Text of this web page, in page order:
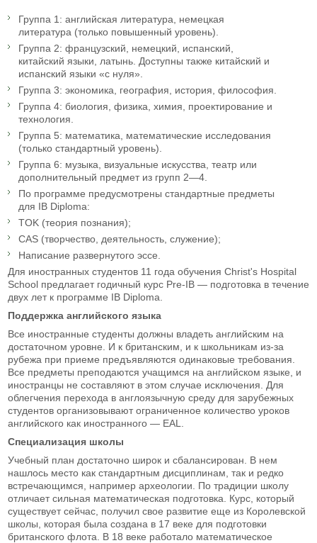
Группа 1: английская литература, немецкая
литература (только повышенный уровень).
Группа 2: французский, немецкий, испанский,
китайский языки, латынь. Доступны также китайский и
испанский языки «с нуля».
Группа 3: экономика, география, история, философия.
Группа 4: биология, физика, химия, проектирование и
технология.
Группа 5: математика, математические исследования
(только стандартный уровень).
Группа 6: музыка, визуальные искусства, театр или
дополнительный предмет из групп 2—4.
По программе предусмотрены стандартные предметы
для IB Diploma:
TOK (теория познания);
CAS (творчество, деятельность, служение);
Написание развернутого эссе.
Для иностранных студентов 11 года обучения Christ's Hospital
School предлагает годичный курс Pre-IB — подготовка в течение
двух лет к программе IB Diploma.
Поддержка английского языка
Все иностранные студенты должны владеть английским на
достаточном уровне. И к британским, и к школьникам из-за
рубежа при приеме предъявляются одинаковые требования.
Все предметы преподаются учащимся на английском языке, и
иностранцы не составляют в этом случае исключения. Для
облегчения перехода в англоязычную среду для зарубежных
студентов организовывают ограниченное количество уроков
английского как иностранного — EAL.
Специализация школы
Учебный план достаточно широк и сбалансирован. В нем
нашлось место как стандартным дисциплинам, так и редко
встречающимся, например археологии. По традиции школу
отличает сильная математическая подготовка. Курс, который
существует сейчас, получил свое развитие еще из Королевской
школы, которая была создана в 17 веке для подготовки
британского флота. В 18 веке работало математическое